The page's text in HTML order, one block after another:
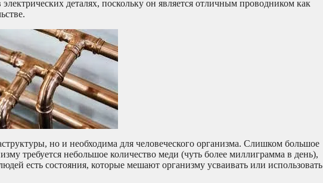
деталях, поскольку он является отличным проводником как
но и необходима для человеческого организма. Слишком большое
требуется небольшое количество меди (чуть более миллиграмма в день),
есть состояния, которые мешают организму усваивать или использовать